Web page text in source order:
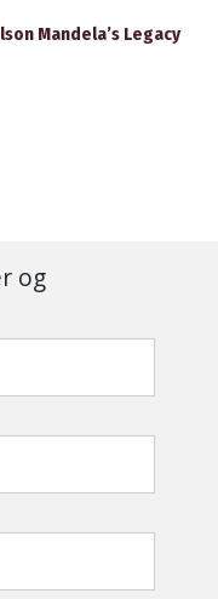
Mandela’s Legacy
og